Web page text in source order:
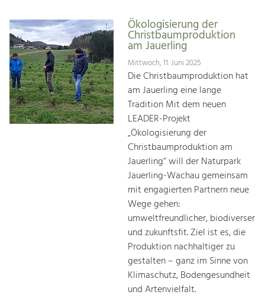
Ökologisierung der
Christbaumproduktion
am Jauerling
Mittwoch, 11. Juni 2025
Die Christbaumproduktion hat
am Jauerling eine lange
Tradition Mit dem neuen
LEADER-Projekt
„Ökologisierung der
Christbaumproduktion am
Jauerling“ will der Naturpark
Jauerling-Wachau gemeinsam
mit engagierten Partnern neue
Wege gehen:
umweltfreundlicher, biodiverser
und zukunftsfit. Ziel ist es, die
Produktion nachhaltiger zu
gestalten – ganz im Sinne von
Klimaschutz, Bodengesundheit
und Artenvielfalt.